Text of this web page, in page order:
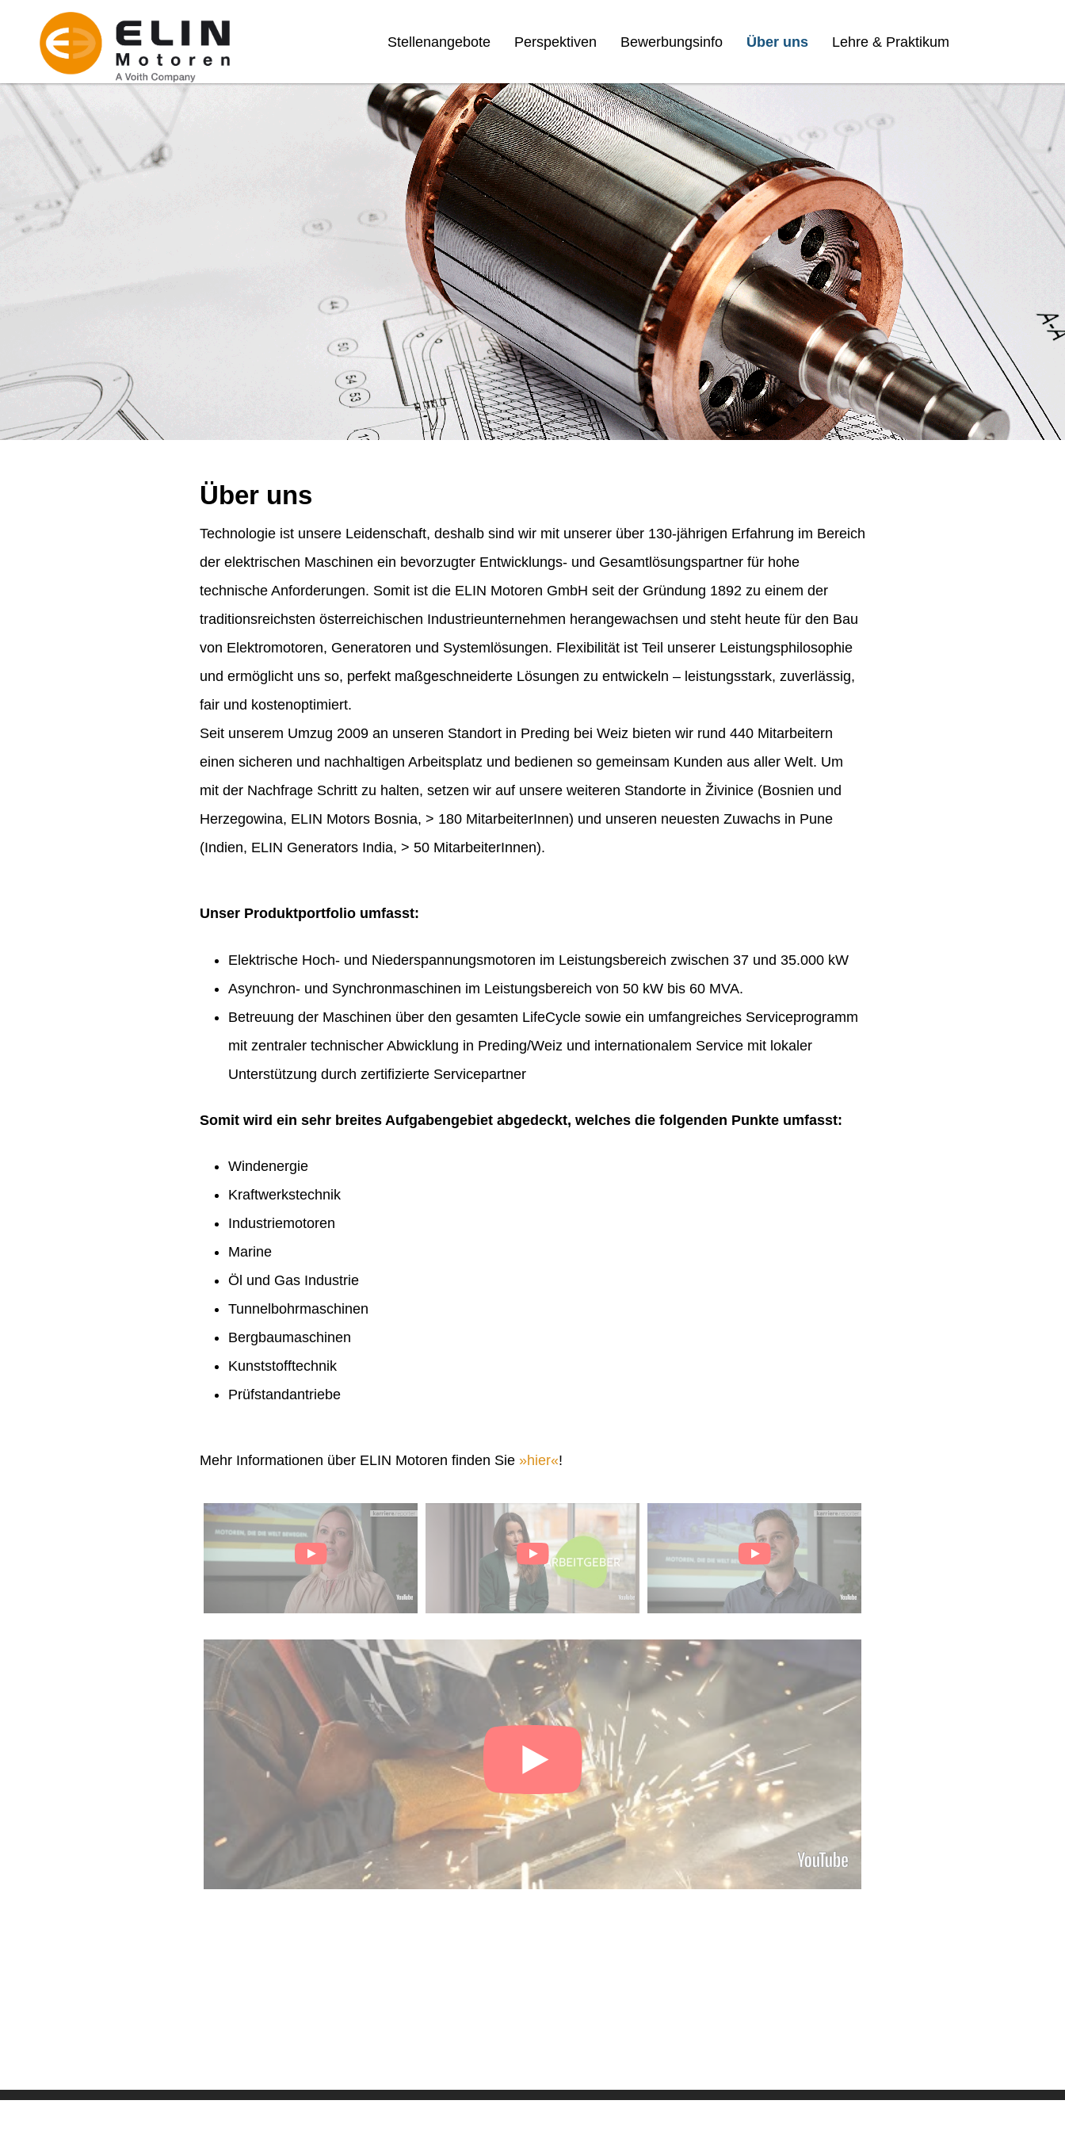
Stellenangebote Perspektiven Bewerbungsinfo Über uns Lehre & Praktikum
Über uns
Technologie ist unsere Leidenschaft, deshalb sind wir mit unserer über 130-jährigen Erfahrung im Bereich
der elektrischen Maschinen ein bevorzugter Entwicklungs- und Gesamtlösungspartner für hohe
technische Anforderungen. Somit ist die ELIN Motoren GmbH seit der Gründung 1892 zu einem der
traditionsreichsten österreichischen Industrieunternehmen herangewachsen und steht heute für den Bau
von Elektromotoren, Generatoren und Systemlösungen. Flexibilität ist Teil unserer Leistungsphilosophie
und ermöglicht uns so, perfekt maßgeschneiderte Lösungen zu entwickeln – leistungsstark, zuverlässig,
fair und kostenoptimiert.
Seit unserem Umzug 2009 an unseren Standort in Preding bei Weiz bieten wir rund 440 Mitarbeitern
einen sicheren und nachhaltigen Arbeitsplatz und bedienen so gemeinsam Kunden aus aller Welt. Um
mit der Nachfrage Schritt zu halten, setzen wir auf unsere weiteren Standorte in Živinice (Bosnien und
Herzegowina, ELIN Motors Bosnia, > 180 MitarbeiterInnen) und unseren neuesten Zuwachs in Pune
(Indien, ELIN Generators India, > 50 MitarbeiterInnen).
Unser Produktportfolio umfasst:
Elektrische Hoch- und Niederspannungsmotoren im Leistungsbereich zwischen 37 und 35.000 kW
Asynchron- und Synchronmaschinen im Leistungsbereich von 50 kW bis 60 MVA.
Betreuung der Maschinen über den gesamten LifeCycle sowie ein umfangreiches Serviceprogramm
mit zentraler technischer Abwicklung in Preding/Weiz und internationalem Service mit lokaler
Unterstützung durch zertifizierte Servicepartner
Somit wird ein sehr breites Aufgabengebiet abgedeckt, welches die folgenden Punkte umfasst:
Windenergie
Kraftwerkstechnik
Industriemotoren
Marine
Öl und Gas Industrie
Tunnelbohrmaschinen
Bergbaumaschinen
Kunststofftechnik
Prüfstandantriebe
Mehr Informationen über ELIN Motoren finden Sie hier !